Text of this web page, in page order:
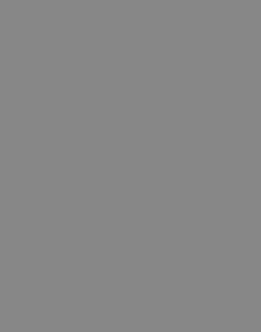
dell'utente
del sito.